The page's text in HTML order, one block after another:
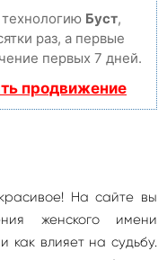
Буст,
раз, а первые
первых 7 дней.
продвижение
На сайте вы
женского имени
как влияет на судьбу.